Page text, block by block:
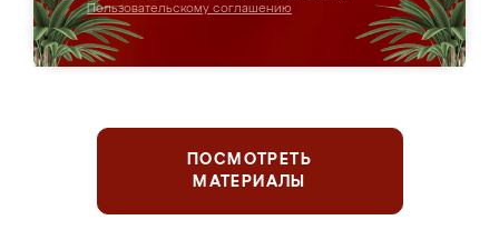
Пользовательскому соглашению
ПОСМОТРЕТЬ
МАТЕРИАЛЫ